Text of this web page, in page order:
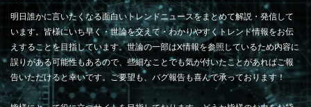
明日誰かに言いたくなる面白いトレンドニュースをまとめて解説・発信して
います。皆様にいち早く・世論を交えて・わかりやすくトレンド情報をお伝
えすることを目指しています。世論の一部はX情報を参照しているため内容に
誤りがある可能性もあるので、些細なことでも気が付いたことがあればご報
告いただけると幸いです。ご要望も、バグ報告も喜んで承っております！